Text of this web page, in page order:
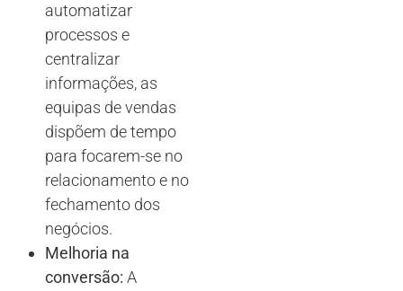
automatizar
processos e
centralizar
informações, as
equipas de vendas
dispõem de tempo
para focarem-se no
relacionamento e no
fechamento dos
negócios.
Melhoria na
conversão: A